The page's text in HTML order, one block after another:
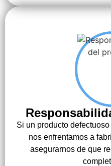
Si un producto
nos enfrentamos a
asegurarnos de que